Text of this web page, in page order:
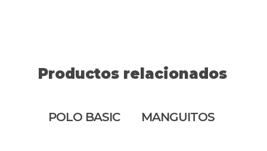
Productos relacionados
POLO BASIC MANGUITOS